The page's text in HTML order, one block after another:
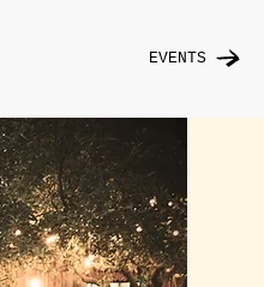
EVENTS